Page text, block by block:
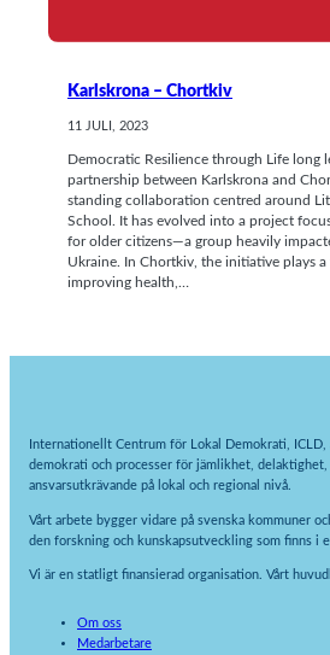
Karlskrona – Chortkiv
11 JULI, 2023
Democratic Resilience through Life long
partnership between Karlskrona and
standing collaboration centred around
School. It has evolved into a project
for older citizens—a group heavily
Ukraine. In Chortkiv, the initiative plays a
improving health,…
Internationellt Centrum för Lokal Demokrati,
demokrati och processer för jämlikhet, delaktighet,
ansvarsutkrävande på lokal och regional nivå.
Vårt arbete bygger vidare på svenska kommuner
den forskning och kunskapsutveckling som finns i
Vi är en statligt finansierad organisation. Vårt
Om oss
Medarbetare